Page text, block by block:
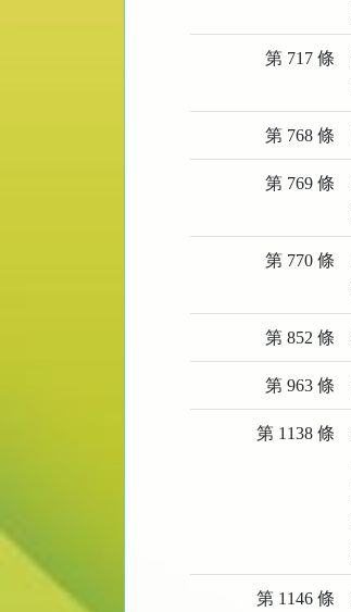
第 717 條
第 768 條
第 769 條
第 770 條
第 852 條
第 963 條
第 1138 條
第 1146 條